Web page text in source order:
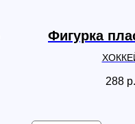
Фигурка
288 р.